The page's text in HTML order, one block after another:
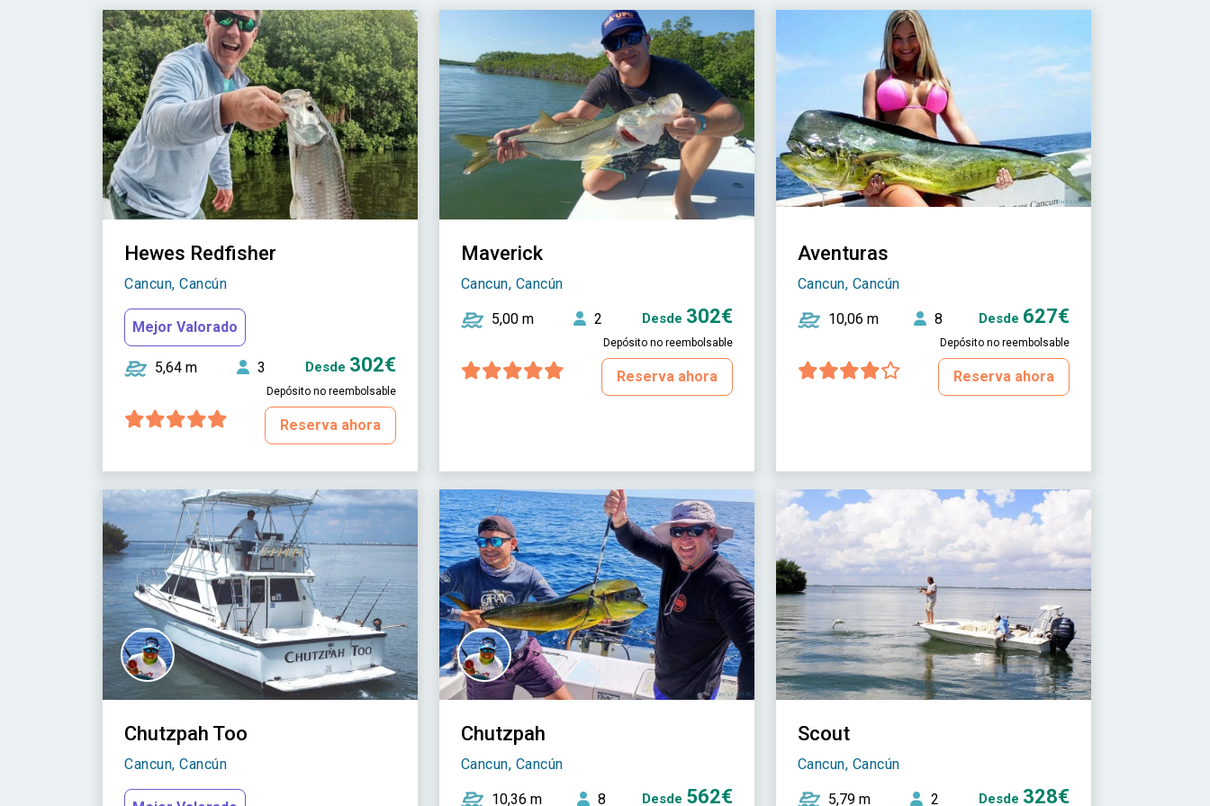
Hewes Redfisher
Cancun, Cancún
Mejor Valorado
5,64 m 3 Desde 302€
Depósito no reembolsable
Reserva ahora
Maverick
Cancun, Cancún
5,00 m 2 Desde 302€
Depósito no reembolsable
Reserva ahora
Aventuras
Cancun, Cancún
10,06 m 8 Desde 627€
Depósito no reembolsable
Reserva ahora
Chutzpah Too
Cancun, Cancún
Chutzpah
Cancun, Cancún
10,36 m 8 Desde 562€
Scout
Cancun, Cancún
5,79 m 2 Desde 328€